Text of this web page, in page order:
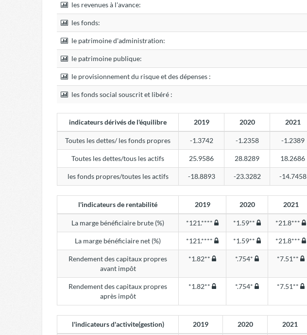
les revenues à l'avance:
les fonds:
le patrimoine d'administration:
le patrimoine publique:
le provisionnement du risque et des dépenses :
les fonds social souscrit et libéré :
indicateurs dérivés de l'équilibre 2019 2020 2021
Toutes les dettes/ les fonds propres -1.3742 -1.2358 -1.2389
Toutes les dettes/tous les actifs 25.9586 28.8289 18.2686
les fonds propres/toutes les actifs -18.8893 -23.3282 -14.7458
l'indicateurs de rentabilité 2019 2020 2021
La marge bénéficiaire brute (%) *121.**** *1.59** *21.8***
La marge bénéficiaire net (%) *121.**** *1.59** *21.8***
Rendement des capitaux propres
avant impôt
*1.82** *.754* *7.51**
Rendement des capitaux propres
après impôt
*1.82** *.754* *7.51**
l'indicateurs d'activite(gestion) 2019 2020 2021